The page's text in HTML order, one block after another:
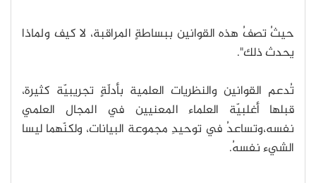
حيثُ تصفُ هذه القوانين ببساطةٍ المراقبة، لا كيف ولماذا
يحدث ذلك".
تُدعم القوانين والنظريات العلمية بأدلّةٍ تجريبيّة كثيرة،
قبلها أغلبيّة العلماء المعنيين في المجال العلمي
نفسه،وتساعدُ في توحيدِ مجموعة البيانات، ولكنّهما ليسا
الشيء نفسهُ.